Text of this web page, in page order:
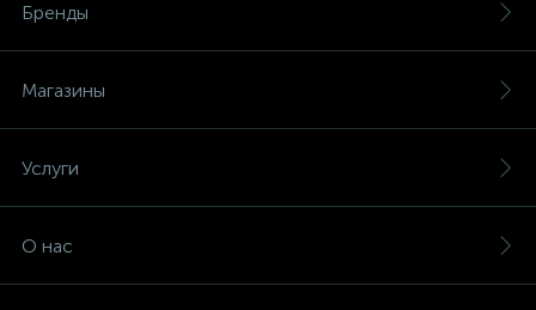
Бренды
Магазины
Услуги
О нас